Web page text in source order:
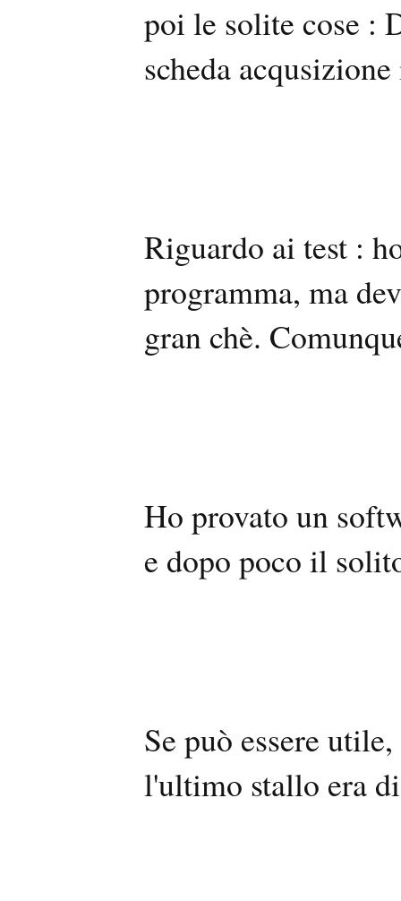
poi le solite cose :
scheda
Riguardo ai test :
programma, ma
gran chè.
Ho provato un
e dopo poco il
Se può essere
l'ultimo stallo era